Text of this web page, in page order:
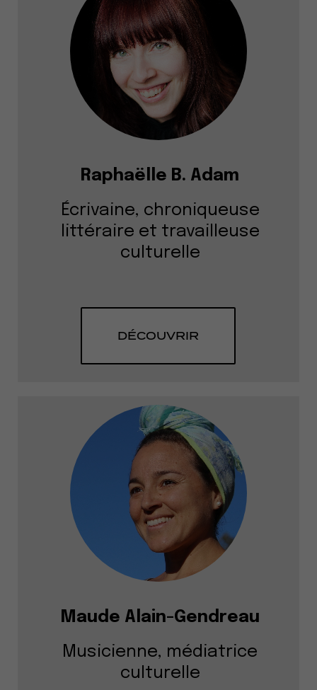
Raphaëlle B. Adam
Écrivaine, chroniqueuse
littéraire et travailleuse
culturelle
DÉCOUVRIR
Maude Alain-Gendreau
Musicienne, médiatrice
culturelle